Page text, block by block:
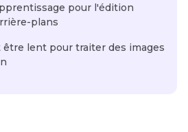
pour l'édition
plans
être lent pour traiter des images